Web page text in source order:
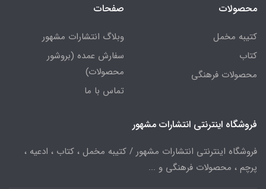
محصولات
کتیبه مخمل
کتاب
محصولات فرهنگی
صفحات
وبلاگ انتشارات مشهور
سفارش عمده (بروشور
محصولات)
تماس با ما
فروشگاه اینترنتی انتشارات مشهور
فروشگاه اینترنتی انتشارات مشهور / کتیبه مخمل ، کتاب ، ادعیه ،
پرچم ، محصولات فرهنگی و ...